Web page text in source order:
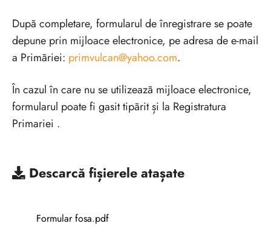
Dupã completare, formularul de înregistrare se poate
depune prin mijloace electronice, pe adresa de e-mail
a Primãriei: primvulcan@yahoo.com.
În cazul în care nu se utilizeazã mijloace electronice,
formularul poate fi gasit tipãrit și la Registratura
Primariei .
Descarcă fișierele atașate
Formular fosa.pdf